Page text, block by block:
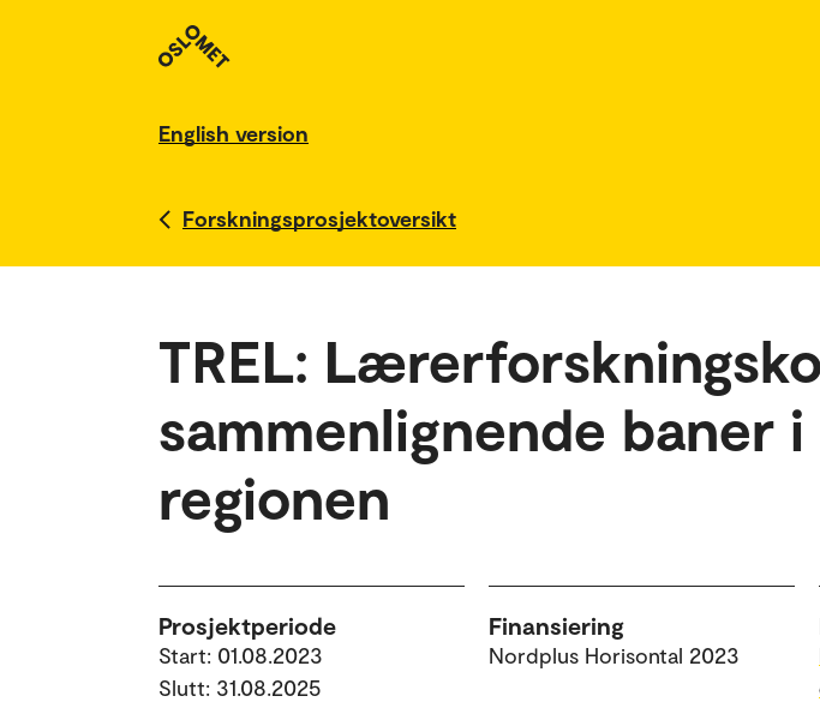
English version
Forskningsprosjektoversikt
TREL:
sammenlignende baner
regionen
Prosjektperiode
Start: 01.08.2023
Slutt: 31.08.2025
Finansiering
Nordplus Horisontal 2023